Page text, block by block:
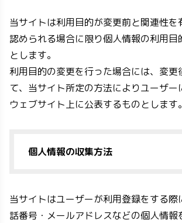
当サイトは利用目的が変更前と関連性を
認められる場合に限り個人情報の利用目
とします。
利用目的の変更を行った場合には、変更
て、当サイト所定の方法によりユーザ
ウェブサイト上に公表するものとします。
個人情報の収集方法
当サイトはユーザーが利用登録をする際
話番号・メールアドレスなどの個人情報